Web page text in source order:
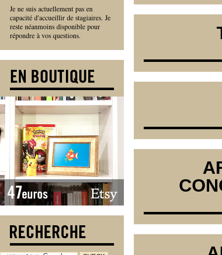
Je ne suis actuellement pas en
capacité d'accueillir de stagiaires. Je
reste néanmoins disponible pour
répondre à vos questions.